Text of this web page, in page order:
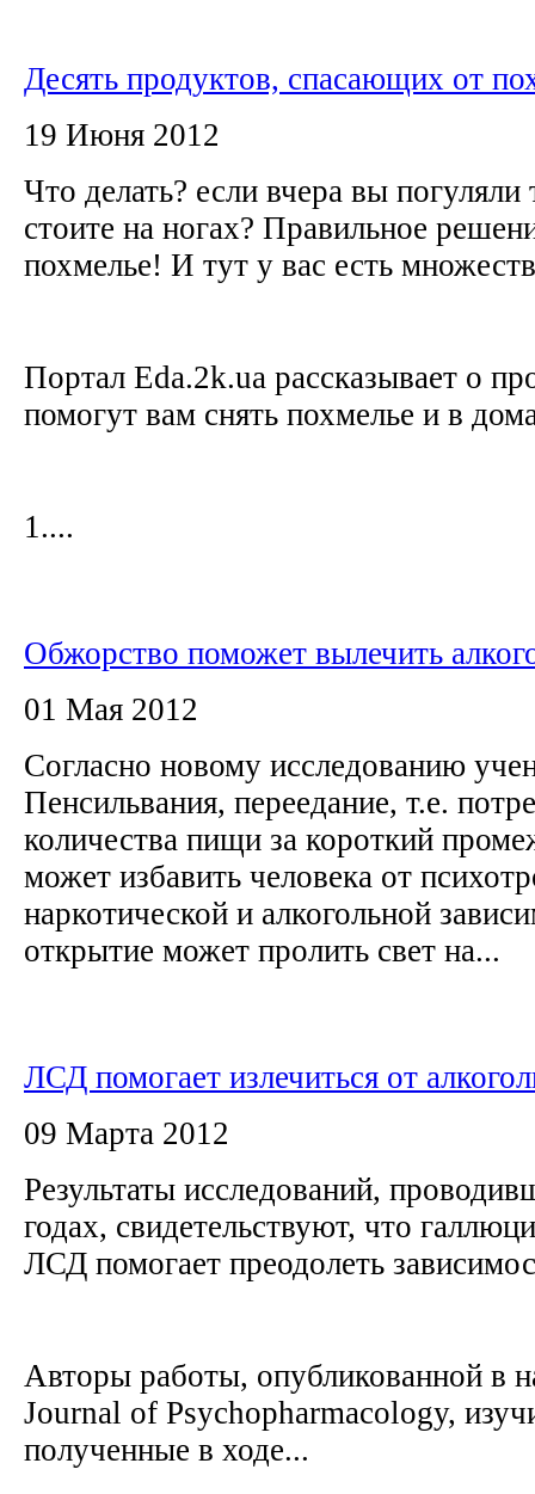
Десять продуктов, спасающих от
19 Июня 2012
Что делать? если вчера вы погуляли
стоите на ногах? Правильное
похмелье! И тут у вас есть
Портал Eda.2k.ua рассказывает о
помогут вам снять похмелье и в
1....
Обжорство поможет вылечить
01 Мая 2012
Согласно новому исследованию
Пенсильвания, переедание, т.е.
количества пищи за короткий
может избавить человека от
наркотической и алкогольной
открытие может пролить свет на...
ЛСД помогает излечиться от
09 Марта 2012
Результаты исследований,
годах, свидетельствуют, что
ЛСД помогает преодолеть
Авторы работы, опубликованной в
Journal of Psychopharmacology,
полученные в ходе...